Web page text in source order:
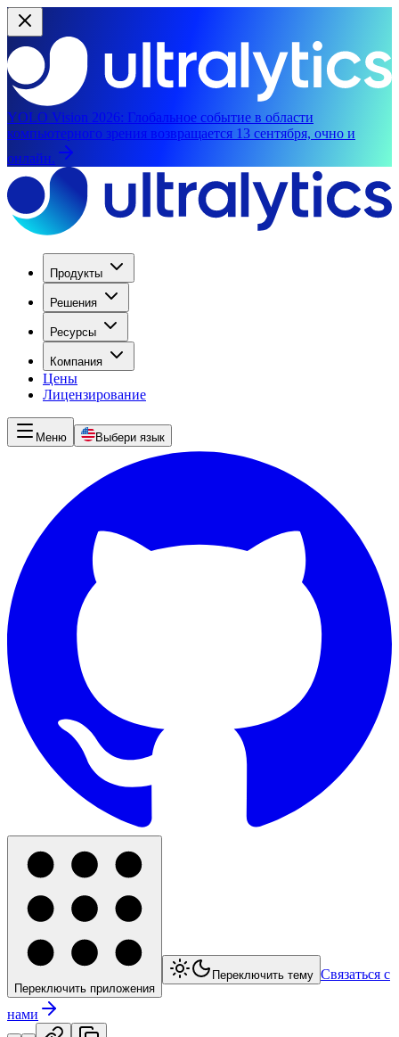
YOLO Vision 2026: Глобальное событие в области
компьютерного зрения возвращается 13 сентября, очно и
онлайн.
Продукты
Решения
Ресурсы
Компания
Цены
Лицензирование
Меню Выбери язык
Переключить приложения
Переключить тему Связаться с
нами